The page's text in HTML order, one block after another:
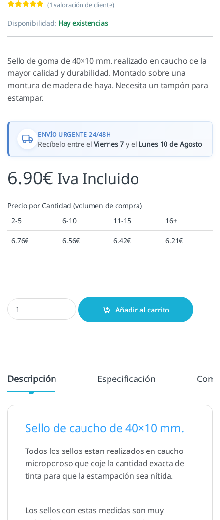
5.00de 5 en
base a
valoración de
(1 valoración de cliente)
Disponibilidad: Hay existencias
Sello de goma de 40×10 mm. realizado en caucho de la
mayor calidad y durabilidad. Montado sobre una
montura de madera de haya. Necesita un tampón para
estampar.
ENVÍO URGENTE 24/48H
Recíbelo entre elViernes 7 y el Lunes 10 de Agosto
6.90€ Iva Incluido
Precio por Cantidad (volumen de compra)
2-5
6-10 11-15 16+
6.76€ 6.56€ 6.42€ 6.21€
Sellos personalizados 40x10 mm. cantidad
Añadir al carrito
Descripción Especificación
Sello de caucho de 40×10 mm.
Todos los sellos estan realizados en caucho
microporoso que coje la cantidad exacta de
tinta para que la estampación sea nítida.
Los sellos con estas medidas son muy